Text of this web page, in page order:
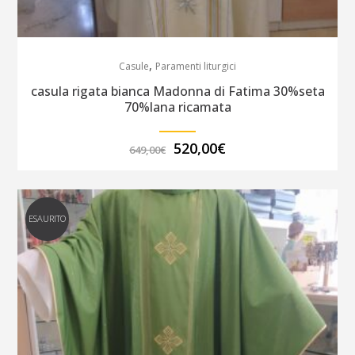
Casule, Paramenti liturgici
casula rigata bianca Madonna di Fatima 30%seta
70%lana ricamata
649,00€
Il
era:
649,00€.
520,00€Il
è:
520,00€.
ESAURITO